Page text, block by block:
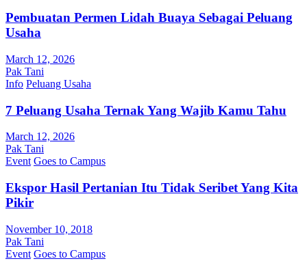
Pembuatan Permen Lidah Buaya Sebagai Peluang
Usaha
March 12, 2026
Pak Tani
Info Peluang Usaha
7 Peluang Usaha Ternak Yang Wajib Kamu Tahu
March 12, 2026
Pak Tani
Event Goes to Campus
Ekspor Hasil Pertanian Itu Tidak Seribet Yang Kita
Pikir
November 10, 2018
Pak Tani
Event Goes to Campus